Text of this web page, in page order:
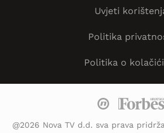
Uvjeti
Politika
Politika o
@2026 Nova TV d.d. sva prava